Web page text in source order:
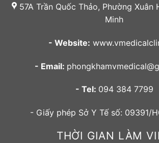
57A Trần Quốc Thảo, Phường Xuân
Minh
- Website:
- Email:
- Tel: 094 384 7799
- Giấy phép Sở Y Tế số: 09391/
THỜI GIAN LÀM